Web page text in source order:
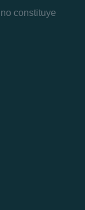
constituye